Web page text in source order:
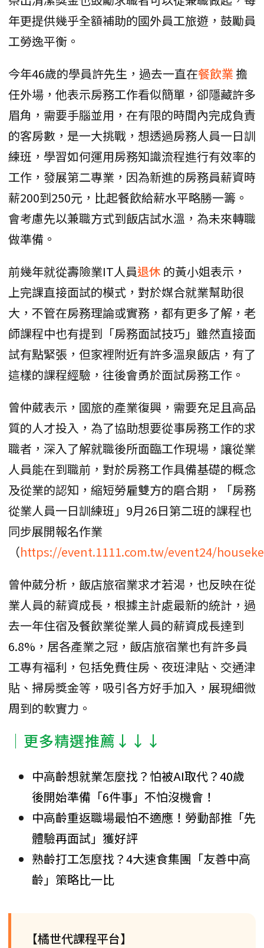
年更提供幾乎全額補助的國外員工旅遊，鼓勵員
工勞逸平衡。
今年46歲的學員許先生，過去一直在餐飲業 擔
任外場，他表示房務工作看似簡單，卻隱藏許多
眉角，需要手腦並用，在有限的時間內完成負責
的客房數，是一大挑戰，想透過房務人員一日訓
練班，學習如何運用房務知識流程進行有效率的
工作，發展第二專業，因為新進的房務員薪資時
薪200到250元，比起餐飲給薪水平略勝一籌。
會考慮先以兼職方式到飯店試水溫，為未來轉職
做準備。
前幾年就從壽險業IT人員退休 的黃小姐表示，
上完課直接面試的模式，對於媒合就業幫助很
大，不管在房務理論或實務，都有更多了解，老
師課程中也有提到「房務面試技巧」雖然直接面
試有點緊張，但家裡附近有許多溫泉飯店，有了
這樣的課程經驗，往後會勇於面試房務工作。
曾仲葳表示，國旅的產業復興，需要充足且高品
質的人才投入，為了協助想要從事房務工作的求
職者，深入了解就職後所面臨工作現場，讓從業
人員能在到職前，對於房務工作具備基礎的概念
及從業的認知，縮短勞雇雙方的磨合期，「房務
從業人員一日訓練班」9月26日第二班的課程也
同步展開報名作業
（https://event.1111.com.tw/event24/
曾仲葳分析，飯店旅宿業求才若渴，也反映在從
業人員的薪資成長，根據主計處最新的統計，過
去一年住宿及餐飲業從業人員的薪資成長達到
6.8%，居各產業之冠，飯店旅宿業也有許多員
工專有福利，包括免費住房、夜班津貼、交通津
貼、掃房獎金等，吸引各方好手加入，展現細微
周到的軟實力。
│更多精選推薦↓↓↓
中高齡想就業怎麼找？怕被AI取代？40歲
後開始準備「6件事」不怕沒機會！
中高齡重返職場最怕不適應！勞動部推「先
體驗再面試」獲好評
熟齡打工怎麼找？4大速食集團「友善中高
齡」策略比一比
【橘世代課程平台】